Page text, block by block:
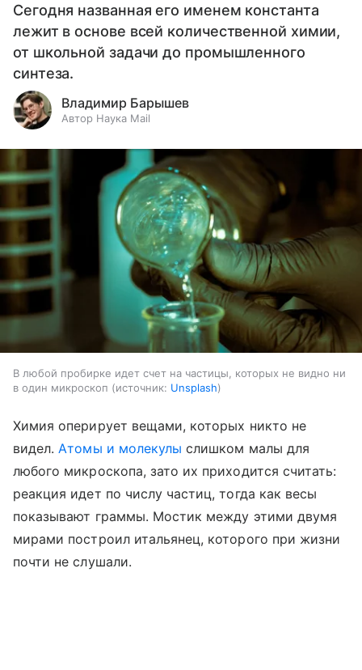
Сегодня названная его именем константа
лежит в основе всей количественной химии,
от школьной задачи до промышленного
синтеза.
Владимир Барышев
Автор Наука Mail
В любой пробирке идет счет на частицы, которых не видно ни
в один микроскоп
источник: Unsplash
Химия оперирует вещами, которых никто не
видел.Атомы и молекулы слишком малы для
любого микроскопа, зато их приходится считать:
реакция идет по числу частиц, тогда как весы
показывают граммы. Мостик между этими двумя
мирами построил итальянец, которого при жизни
почти не слушали.